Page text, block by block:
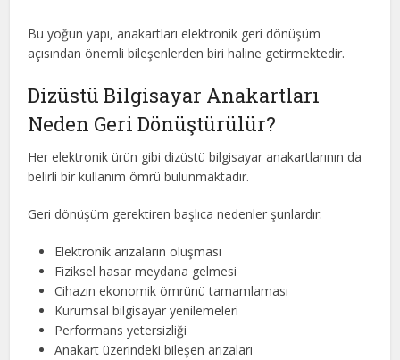
Bu yoğun yapı, anakartları elektronik geri dönüşüm
açısından önemli bileşenlerden biri haline getirmektedir.
Dizüstü Bilgisayar Anakartları
Neden Geri Dönüştürülür?
Her elektronik ürün gibi dizüstü bilgisayar anakartlarının da
belirli bir kullanım ömrü bulunmaktadır.
Geri dönüşüm gerektiren başlıca nedenler şunlardır:
Elektronik arızaların oluşması
Fiziksel hasar meydana gelmesi
Cihazın ekonomik ömrünü tamamlaması
Kurumsal bilgisayar yenilemeleri
Performans yetersizliği
Anakart üzerindeki bileşen arızaları